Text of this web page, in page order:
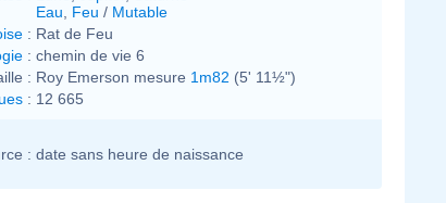
Eau
Feu / Mutable
: Rat de Feu
: chemin de vie 6
: Roy Emerson mesure 1m82 (5' 11½")
: 12 665
: date sans heure de naissance